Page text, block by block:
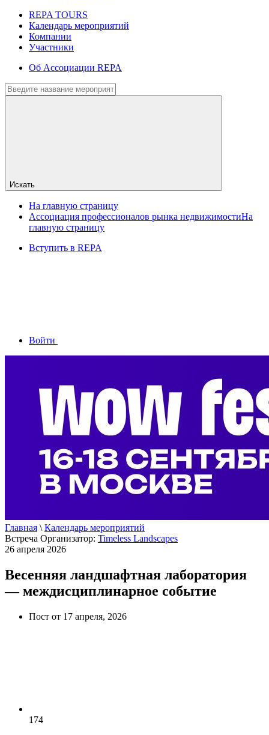
REPA TOURS
Календарь мероприятий
Компании
Участники
Об Ассоциации REPA
Искать
На главную страницу
Ассоциация профессионалов рынка недвижимостиНа
главную страницу
Вступить в REPA
Войти
Главная \ Календарь мероприятий
Встреча Организатор: Timeless Landscapes
26 апреля 2026
Весенняя ландшафтная лаборатория
— междисциплинарное событие
Пост от 17 апреля, 2026
174